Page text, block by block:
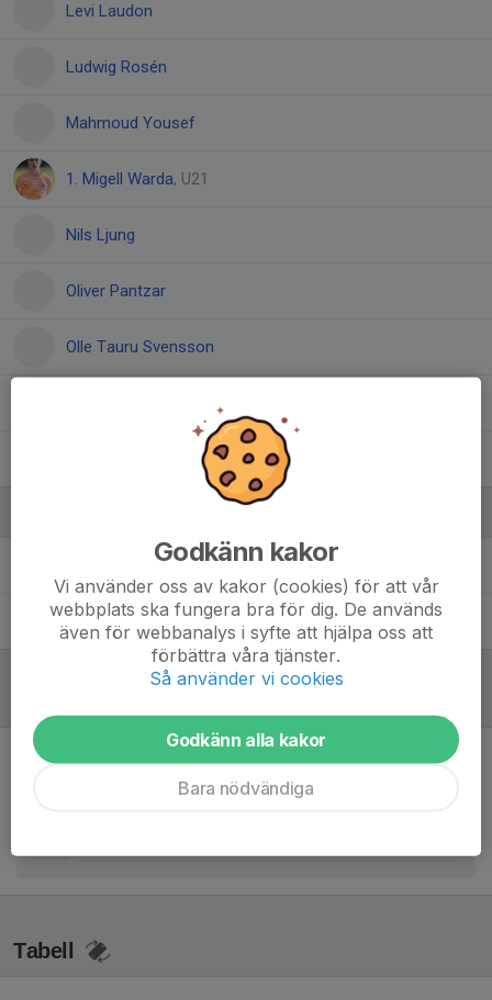
Levi Laudon
Ludwig Rosén
Mahmoud Yousef
1. Migell Warda, U21
Nils Ljung
Oliver Pantzar
Olle Tauru Svensson
, U21
Anton LaudonUngdomsledare
Billy Söderholm Ungdomsledare
Inget referat skrivet
Tabell
Godkänn kakor
Vi använder oss av kakor (cookies) för att vår
webbplats ska fungera bra för dig. De används
även för webbanalys i syfte att hjälpa oss att
förbättra våra tjänster.
Så använder vi cookies
Godkänn alla kakor
Bara nödvändiga